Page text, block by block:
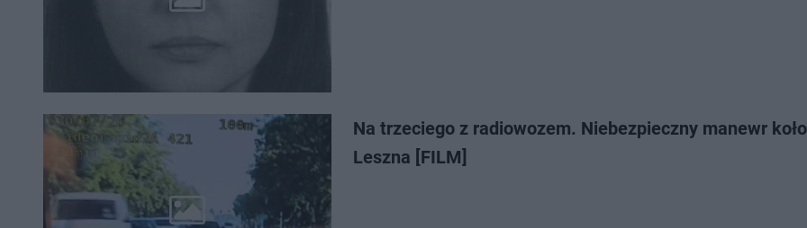
Na trzeciego z radiowozem. Niebezpieczny manewr koło
Leszna [FILM]